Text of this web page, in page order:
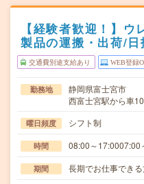
【経験者歓迎！】
製品の運搬・出荷/日
交通費別途支給あり WEB登録
勤務地
静岡県富士宮市
西富士宮駅から車
曜日頻度 シフト制
時間 08:00～17:0007:00
期間 長期でお仕事できる